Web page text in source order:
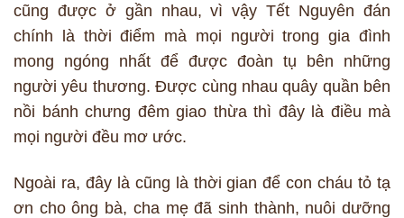
cũng được ở gần nhau, vì vậy Tết Nguyên đán
chính là thời điểm mà mọi người trong gia đình
mong ngóng nhất để được đoàn tụ bên những
người yêu thương. Được cùng nhau quây quần bên
nồi bánh chưng đêm giao thừa thì đây là điều mà
mọi người đều mơ ước.
Ngoài ra, đây là cũng là thời gian để con cháu tỏ tạ
ơn cho ông bà, cha mẹ đã sinh thành, nuôi dưỡng